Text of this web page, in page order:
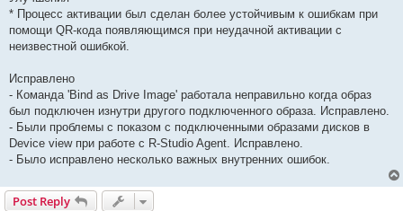
* Процесс активации был сделан более устойчивым к ошибкам при
помощи QR-кода появляющимся при неудачной активации с
неизвестной ошибкой.
Исправлено
- Команда 'Bind as Drive Image' работала неправильно когда образ
был подключен изнутри другого подключенного образа. Исправлено.
- Были проблемы с показом с подключенными образами дисков в
Device view при работе с R-Studio Agent. Исправлено.
- Было исправлено несколько важных внутренних ошибок.
Post Reply